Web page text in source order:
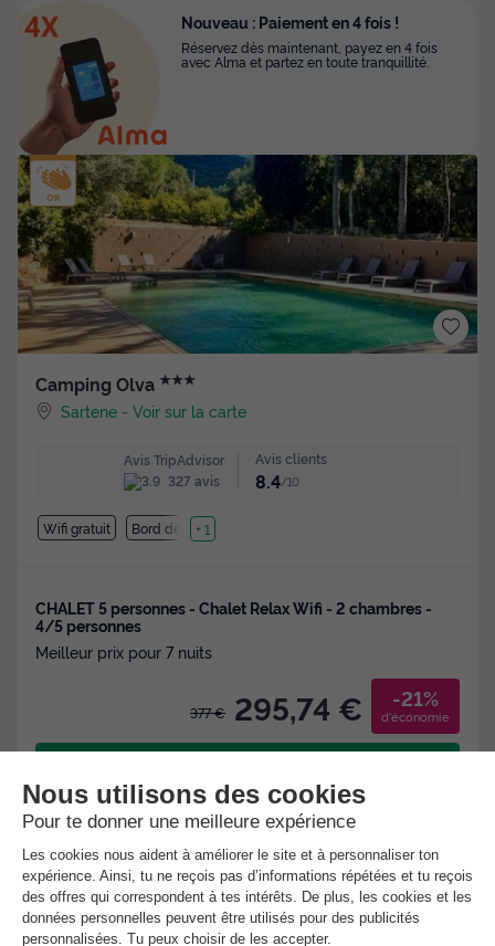
Camping Olva ★★★
Sartene -Voir sur la carte
Avis TripAdvisor
327 avis
Avis clients
8.4/10
Wifi gratuit Bord de mer
+ 1
CHALET 5 personnes - Chalet Relax Wifi - 2 chambres -
4/5 personnes
Meilleur prix pour 7 nuits
377 € 295,74 € -21%
d'économie
Nouveau : Paiement en 4 fois !
Réservez dès maintenant, payez en 4 fois
avec Alma et partez en toute tranquillité.